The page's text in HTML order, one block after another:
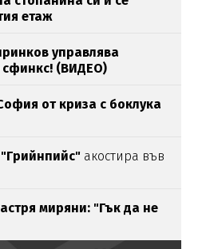
етаж
управлява
сфинкс! (ВИДЕО)
от криза с боклука
акостира във
миряни: "Гък да не